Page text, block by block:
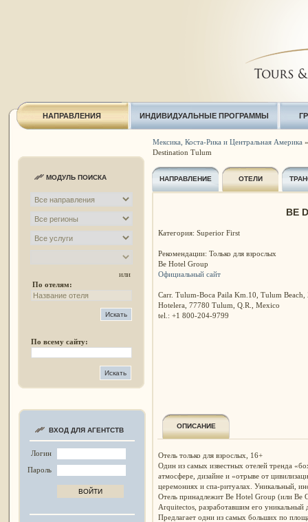
НАПРАВЛЕНИЯ ИНДИВИДУАЛЬНЫЕ ПРОГРАММЫ
МОДУЛЬ ПОИСКА
или
По отелям:
По всему сайту:
ВХОД ДЛЯ АГЕНТСТВ
Логин
Пароль
Мексика, Коста-Рика и Центральная Америка
Destination Tulum
НАПРАВЛЕНИЕ ОТЕЛИ
BE
Категория: Superior First
Рекомендации: Только для взрослых
Be Hotel Group
Официальный сайт
Carr. Tulum-Boca Paila Km.10, Tulum Beach,
Hotelera, 77780 Tulum, Q.R., Mexico
tel.: +1 800-204-9799
ОПИСАНИЕ
Отель только для взрослых, 16+
Один из самых известных отелей тренда
атмосфере, дизайне и «отрыве от
церемониях и спа-ритуалах. Уникальный,
Отель принадлежит Be Hotel Group (или Be
Arquitectos, разработавшим его уникальный
Предлагает одни из самых больших по